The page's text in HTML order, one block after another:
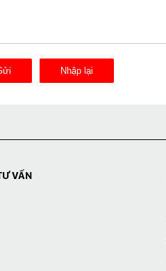
VẤN